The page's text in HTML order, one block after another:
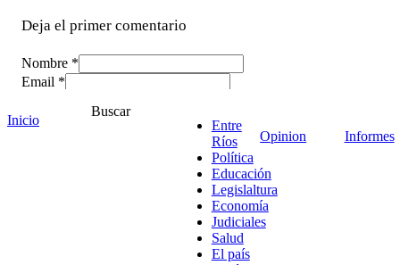
Deja el primer comentario
Nombre *
Email *
Inicio
Buscar
Entre
Ríos
Política
Educación
Legislaltura
Economía
Judiciales
Salud
El país
Opinion Informes